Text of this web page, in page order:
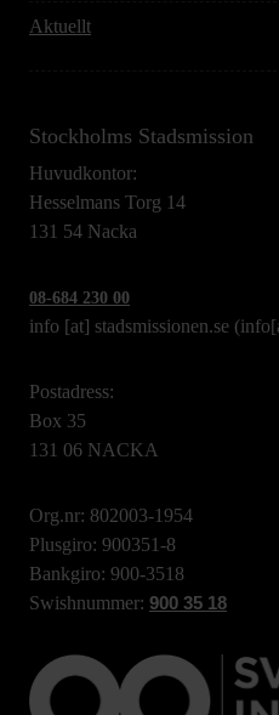
Aktuellt
Stockholms Stadsmission
Huvudkontor:
Hesselmans Torg 14
131 54 Nacka
08-684 230 00
info [at] stadsmissionen.se
Postadress:
Box 35
131 06 NACKA
Org.nr: 802003-1954
Plusgiro: 900351-8
Bankgiro: 900-3518
Swishnummer: 900 35 18